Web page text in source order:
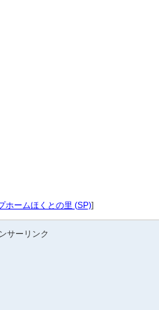
ホームほくとの里 (SP)]
サーリンク